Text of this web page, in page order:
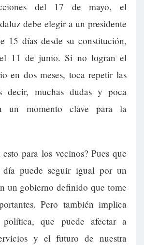
del 17 de mayo, el
debe elegir a un presidente
15 días desde su constitución,
11 de junio. Si no logran el
en dos meses, toca repetir las
decir, muchas dudas y poca
un momento clave para la
para los vecinos? Pues que
puede seguir igual por un
un gobierno definido que tome
Pero también implica
política, que puede afectar a
y el futuro de nuestra